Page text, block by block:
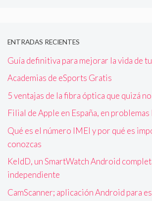
ENTRADAS RECIENTES
Guía definitiva para mejorar la vida de
Academias de eSports Gratis
5 ventajas de la fibra óptica que quizá
Filial de Apple en España, en problemas
Qué es el número IMEI y por qué es
conozcas
KeldD, un SmartWatch Android
independiente
CamScanner; aplicación Android para